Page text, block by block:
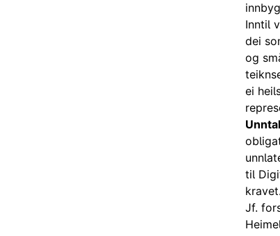
Inntil
dei
og
ei
til
kravet.
Jf.